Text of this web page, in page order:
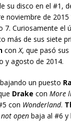
su disco en el #1,
noviembre de
7. Curiosamente el
más de sus siete
con X, que pasó
y agosto de 2014.
un puesto
Drake con More
con Wonderland.
open baja al #6 y